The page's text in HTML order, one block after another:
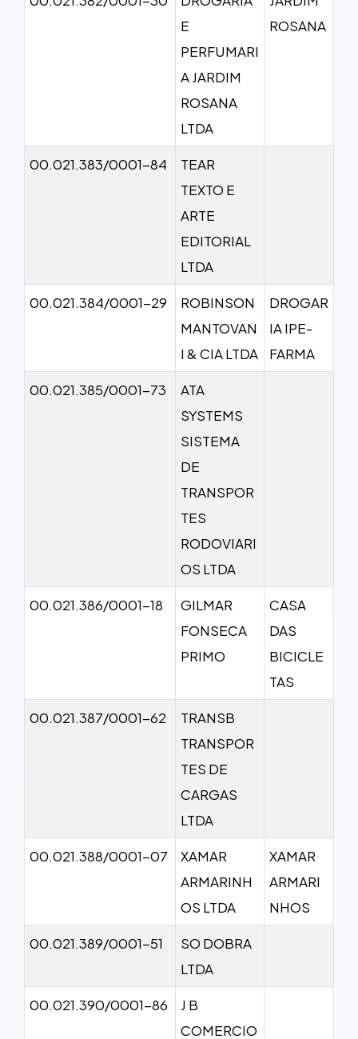
E
PERFUMARI
A JARDIM
ROSANA
LTDA
ROSANA
00.021.383/0001-84
TEAR
TEXTO E
ARTE
EDITORIAL
LTDA
00.021.384/0001-29
ROBINSON
MANTOVAN
I & CIA LTDA
DROGAR
IA IPE-
FARMA
00.021.385/0001-73
ATA
SYSTEMS
SISTEMA
DE
TRANSPOR
TES
RODOVIARI
OS LTDA
00.021.386/0001-18
GILMAR
FONSECA
PRIMO
CASA
DAS
BICICLE
TAS
00.021.387/0001-62
TRANSB
TRANSPOR
TES DE
CARGAS
LTDA
00.021.388/0001-07
XAMAR
ARMARINH
OS LTDA
XAMAR
ARMARI
NHOS
00.021.389/0001-51
SO DOBRA
LTDA
00.021.390/0001-86
J B
COMERCIO